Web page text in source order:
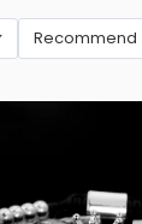
Recommend